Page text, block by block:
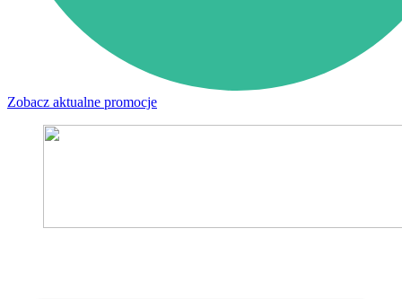
Zobacz aktualne promocje